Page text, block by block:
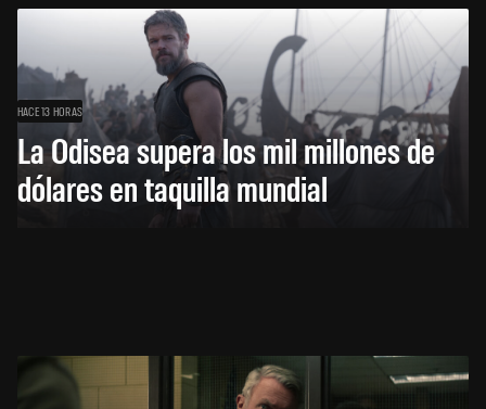
HACE 13 HORAS
La Odisea supera los mil millones de
dólares en taquilla mundial